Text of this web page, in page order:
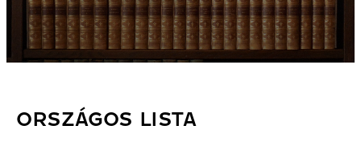
ORSZÁGOS LISTA